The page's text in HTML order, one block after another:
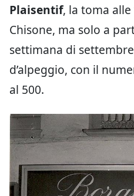
Plaisentif, la toma
Chisone, ma solo a
settimana di
d’alpeggio, con il
al 500.